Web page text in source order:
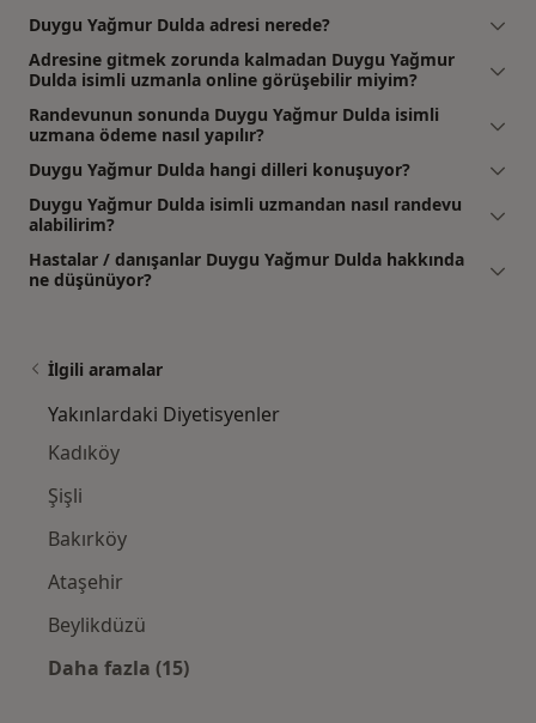
Duygu Yağmur Dulda adresi nerede?
Adresine gitmek zorunda kalmadan Duygu Yağmur
Dulda isimli uzmanla online görüşebilir miyim?
Randevunun sonunda Duygu Yağmur Dulda isimli
uzmana ödeme nasıl yapılır?
Duygu Yağmur Dulda hangi dilleri konuşuyor?
Duygu Yağmur Dulda isimli uzmandan nasıl randevu
alabilirim?
Hastalar / danışanlar Duygu Yağmur Dulda hakkında
ne düşünüyor?
İlgili aramalar
Yakınlardaki Diyetisyenler
Kadıköy
Şişli
Bakırköy
Ataşehir
Beylikdüzü
Daha fazla (15)